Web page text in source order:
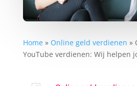
Home» Online geld verdienen »
YouTube verdienen: Wij helpen